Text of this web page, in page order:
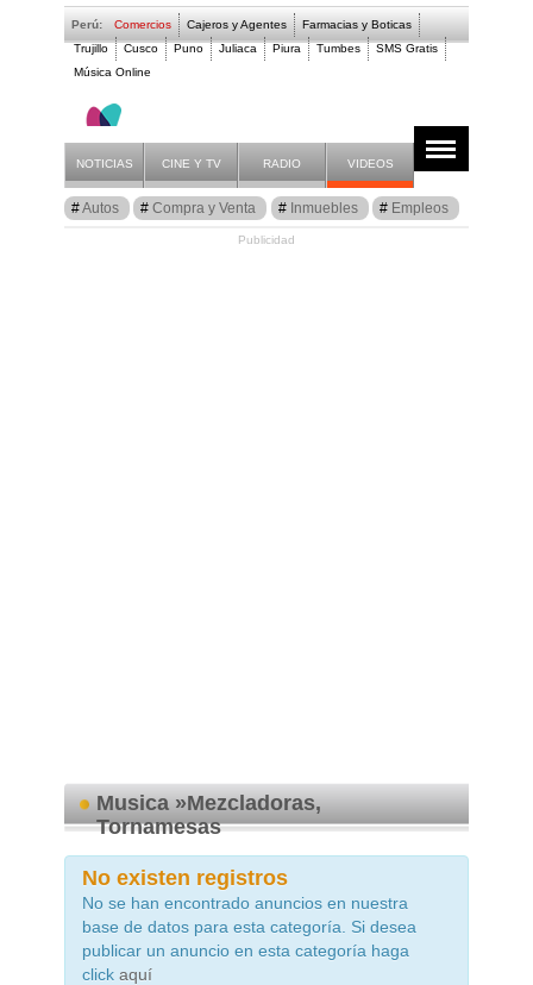
Perú: Comercios Cajeros y Agentes
Farmacias y Boticas
Trujillo
Cusco Puno Juliaca Piura Tumbes
SMS Gratis
Música Online
Musica,
Anuncios
Listado
NOTICIAS CINE Y TV RADIO VIDEOS
Autos Compra y Venta Inmuebles Empleos
Publicidad
Musica »Mezcladoras,
Tornamesas
No existen registros
No se han encontrado anuncios en nuestra
base de datos para esta categoría. Si desea
publicar un anuncio en esta categoría haga
click aquí